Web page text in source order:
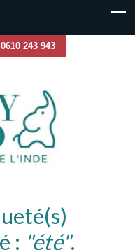
243 943
: "été".